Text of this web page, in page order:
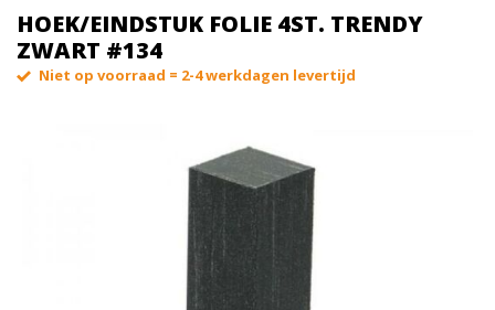
HOEK/EINDSTUK FOLIE 4ST. TRENDY
ZWART #134
Niet op voorraad = 2-4 werkdagen levertijd